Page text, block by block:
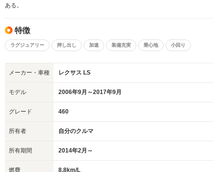
ある。
特徴
ラグジュアリー 押し出し 加速 装備充実 乗心地 小回り
メーカー・車種 レクサス LS
モデル 2006年9月～2017年9月
グレード 460
所有者 自分のクルマ
所有期間 2014年2月～
燃費 8.8km/L